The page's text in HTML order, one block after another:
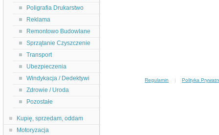
Poligrafia Drukarstwo
Reklama
Remontowo Budowlane
Sprzątanie Czyszczenie
Transport
Ubezpieczenia
Windykacja / Dedektywi
Zdrowie / Uroda
Pozostałe
Kupię, sprzedam, oddam
Motoryzacja
Regulamin | Polityka